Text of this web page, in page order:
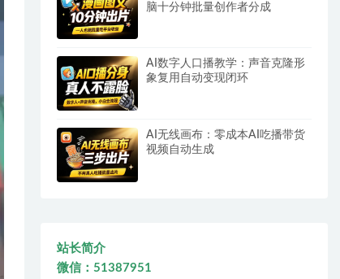
脑十分钟批量创作者分成
AI数字人口播教学：声音克隆形
象复用自动变现闭环
AI无线画布：零成本AI吃播带货
视频自动生成
站长简介
微信：51387951